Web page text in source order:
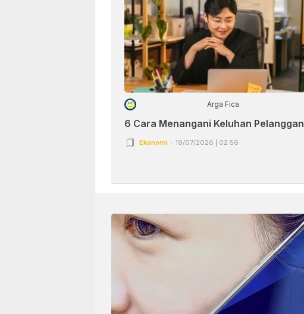
Arga Fica
6 Cara Menangani Keluhan Pelanggan
Ekonomi 19/07/2026 | 02:56